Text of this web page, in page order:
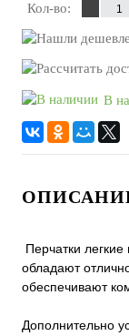
Кол-во:
В
Перчатки
обладают
обеспечивают
Дополнительно